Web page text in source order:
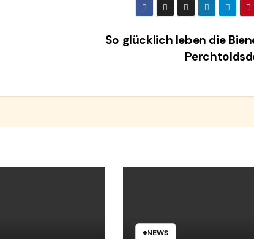
So glücklich leben die
NEWS